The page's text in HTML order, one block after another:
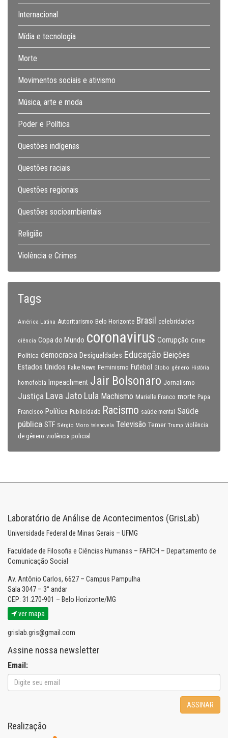
Internacional
Mídia e tecnologia
Morte
Movimentos sociais e ativismo
Música, arte e moda
Poder e Política
Questões indígenas
Questões raciais
Questões regionais
Questões socioambientais
Religião
Violência e Crimes
Tags
América Latina Autoritarismo Belo Horizonte Brasil celebridades
ciência Copa do Mundo coronavirus Corrupção Crise
Política democracia Desigualdades Educação Eleições
Estados Unidos Fake News Feminismo Futebol Globo gênero História
homofobia Impeachment Jair Bolsonaro Jornalismo
Justiça Lava Jato Lula Machismo Marielle Franco morte Papa
Francisco Política Publicidade Racismo saúde mental
Saúde
pública STF Sérgio Moro telenovela Televisão Temer Trump violência
de gênero violência policial
Laboratório de Análise de Acontecimentos (GrisLab)
Universidade Federal de Minas Gerais – UFMG
Faculdade de Filosofia e Ciências Humanas – FAFICH – Departamento de
Comunicação Social
Av. Antônio Carlos, 6627 – Campus Pampulha
Sala 3047 – 3° andar
CEP: 31.270-901 – Belo Horizonte/MG
ver mapa
grislab.gris@gmail.com
Assine nossa newsletter
Email:
ASSINAR
Realização